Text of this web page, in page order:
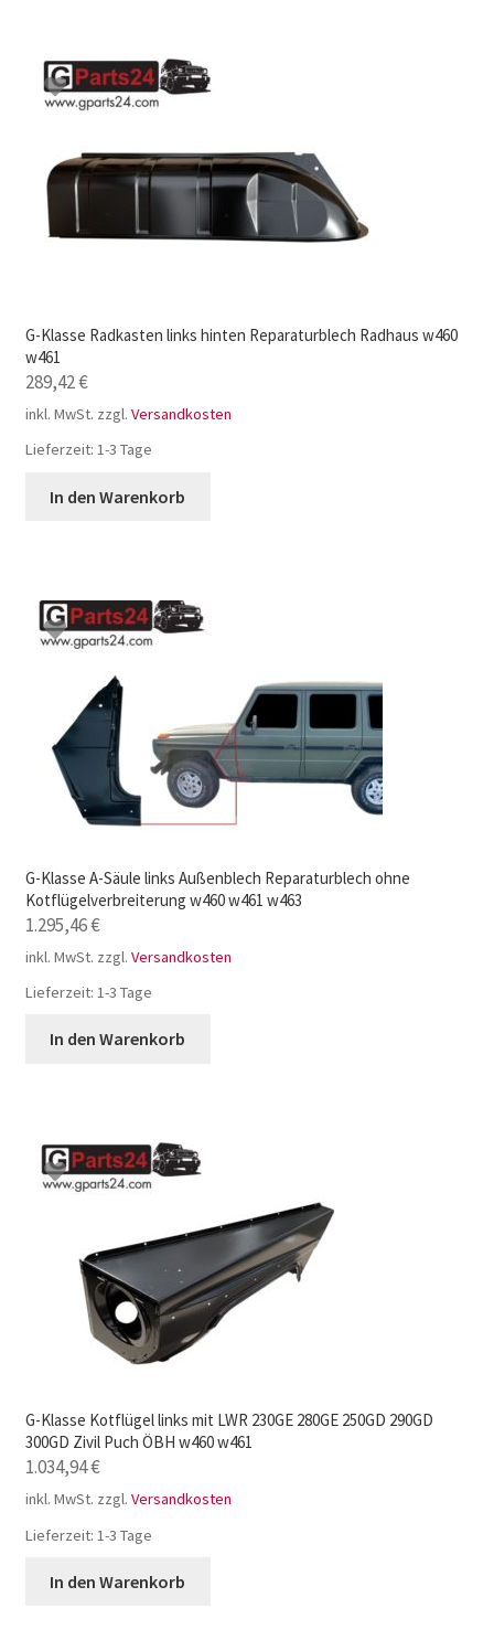
G-Klasse Radkasten links hinten Reparaturblech Radhaus w460
w461
289,42€
inkl. MwSt. zzgl. Versandkosten
Lieferzeit: 1-3 Tage
In den Warenkorb
G-Klasse A-Säule links Außenblech Reparaturblech ohne
Kotflügelverbreiterung w460 w461 w463
1.295,46€
inkl. MwSt. zzgl. Versandkosten
Lieferzeit: 1-3 Tage
In den Warenkorb
G-Klasse Kotflügel links mit LWR 230GE 280GE 250GD 290GD
300GD Zivil Puch ÖBH w460 w461
1.034,94€
inkl. MwSt. zzgl. Versandkosten
Lieferzeit: 1-3 Tage
In den Warenkorb